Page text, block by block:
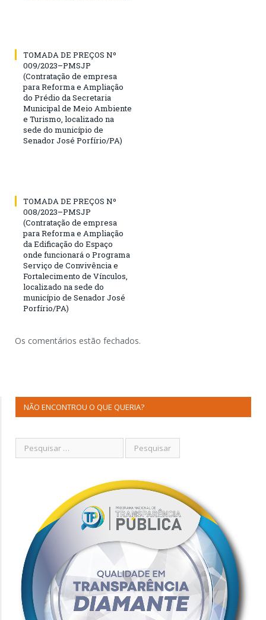
TOMADA DE PREÇOS Nº
009/2023–PMSJP
(Contratação de empresa
para Reforma e Ampliação
do Prédio da Secretaria
Municipal de Meio Ambiente
e Turismo, localizado na
sede do município de
Senador José Porfírio/PA)
TOMADA DE PREÇOS Nº
008/2023–PMSJP
(Contratação de empresa
para Reforma e Ampliação
da Edificação do Espaço
onde funcionará o Programa
Serviço de Convivência e
Fortalecimento de Vínculos,
localizado na sede do
município de Senador José
Porfírio/PA)
Os comentários estão fechados.
NÃO ENCONTROU O QUE QUERIA?